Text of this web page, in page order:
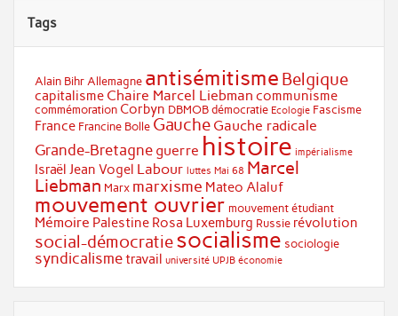
Tags
Alain Bihr Allemagne antisémitisme Belgique
capitalisme Chaire Marcel Liebman communisme
commémoration Corbyn DBMOB démocratie Ecologie Fascisme
France Francine Bolle Gauche Gauche radicale
Grande-Bretagne guerre histoire impérialisme
Israël Jean Vogel Labour luttes Mai 68 Marcel
Liebman Marx marxisme Mateo Alaluf
mouvement ouvrier mouvement étudiant
Mémoire Palestine Rosa Luxemburg Russie révolution
social-démocratiesocialisme sociologie
syndicalismetravail université UPJB économie